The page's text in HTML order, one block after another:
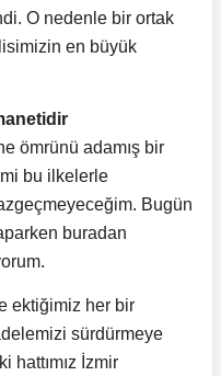
O nedenle bir ortak
en büyük
ömrünü adamış bir
bu ilkelerle
Bugün
buradan
ektiğimiz her bir
sürdürmeye
hattımız İzmir